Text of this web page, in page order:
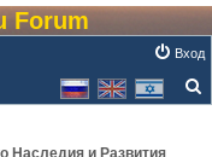
Forum
Вход
Наследия и Развития